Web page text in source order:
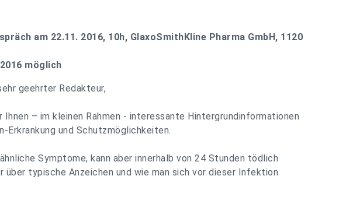
am 22.11. 2016, 10h, GlaxoSmithKline Pharma GmbH, 1120
möglich
geehrter Redakteur,
Ihnen – im kleinen Rahmen - interessante Hintergrundinformationen
Erkrankung und Schutzmöglichkeiten.
Symptome, kann aber innerhalb von 24 Stunden tödlich
über typische Anzeichen und wie man sich vor dieser Infektion